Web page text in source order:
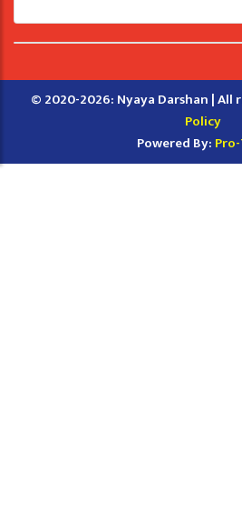
© 2020-2026: Nyaya Darshan | All
Policy
Powered By: